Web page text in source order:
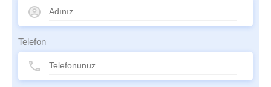
Telefon